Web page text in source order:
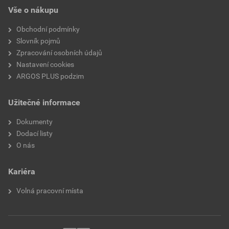
Vše o nákupu
Obchodní podmínky
Slovník pojmů
Zpracování osobních údajů
Nastavení cookies
ARGOS PLUS podzim
Užitečné informace
Dokumenty
Dodací listy
O nás
Kariéra
Volná pracovní místa